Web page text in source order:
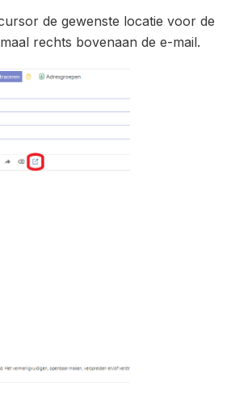
de gewenste locatie voor de
rechts bovenaan de e-mail.